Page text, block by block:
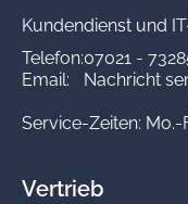
Kundendienst und
Telefon:07021 -
Email:
Nachricht
Service-Zeiten: Mo.-
Vertrieb